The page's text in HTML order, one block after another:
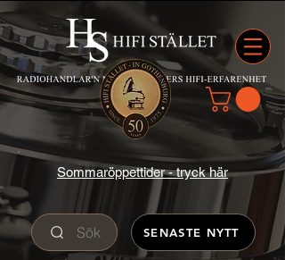
Sommaröppettider - tryck här
Sök SENASTE NYTT